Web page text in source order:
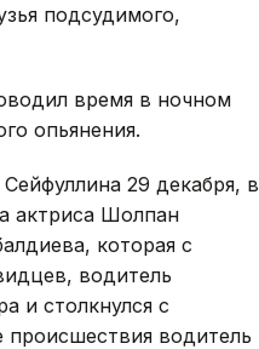
подсудимого,
время в ночном
опьянения.
29 декабря, в
актриса Шолпан
которая с
водитель
и столкнулся с
водитель